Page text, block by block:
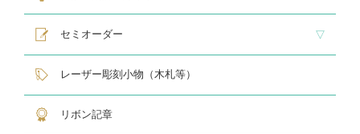
レリーフ交換式各種
民生・緑十字専用楯
自衛隊専用
警察消防関連メダル
セミオーダー
サンドブラスト
レーザー彫刻楯
フルカラーダイレクトプリント
インクジェットプリントエポ
オリジナル木札
レーザー彫刻小物（木札等）
リボン記章